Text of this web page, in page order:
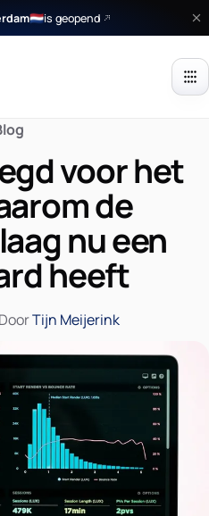
🇳🇱is geopend
voor het
de
nu een
heeft
DoorTijn Meijerink